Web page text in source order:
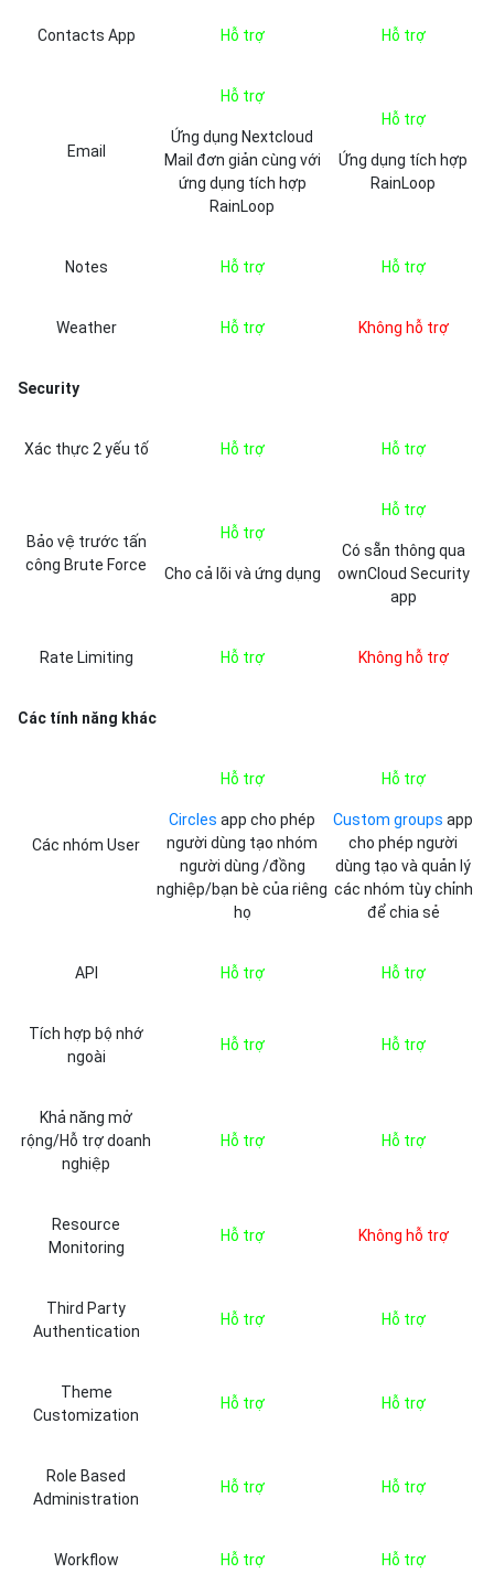
Contacts App Hỗ trợ Hỗ trợ
Email
Hỗ trợ
Ứng dụng Nextcloud
Mail đơn giản cùng với
ứng dụng tích hợp
RainLoop
Hỗ trợ
Ứng dụng tích hợp
RainLoop
Notes Hỗ trợ Hỗ trợ
Weather Hỗ trợ Không hỗ trợ
Security
Xác thực 2 yếu tố Hỗ trợ Hỗ trợ
Bảo vệ trước tấn
công Brute Force
Hỗ trợ
Cho cả lõi và ứng dụng
Hỗ trợ
Có sẵn thông qua
ownCloud Security
app
Rate Limiting Hỗ trợ Không hỗ trợ
Các tính năng khác
Các nhóm User
Hỗ trợ
Circles app cho phép
người dùng tạo nhóm
người dùng /đồng
nghiệp/bạn bè của riêng
họ
Hỗ trợ
Custom groups app
cho phép người
dùng tạo và quản lý
các nhóm tùy chỉnh
để chia sẻ
API Hỗ trợ Hỗ trợ
Tích hợp bộ nhớ
ngoài
Hỗ trợ Hỗ trợ
Khả năng mở
rộng/Hỗ trợ doanh
nghiệp
Hỗ trợ Hỗ trợ
Resource
Monitoring
Hỗ trợ Không hỗ trợ
Third Party
Authentication
Hỗ trợ Hỗ trợ
Theme
Customization
Hỗ trợ Hỗ trợ
Role Based
Administration
Hỗ trợ Hỗ trợ
Workflow Hỗ trợ Hỗ trợ